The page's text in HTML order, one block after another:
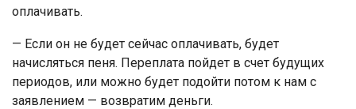
оплачивать.
— Если он не будет сейчас оплачивать, будет
начисляться пеня. Переплата пойдет в счет будущих
периодов, или можно будет подойти потом к нам с
заявлением — возвратим деньги.